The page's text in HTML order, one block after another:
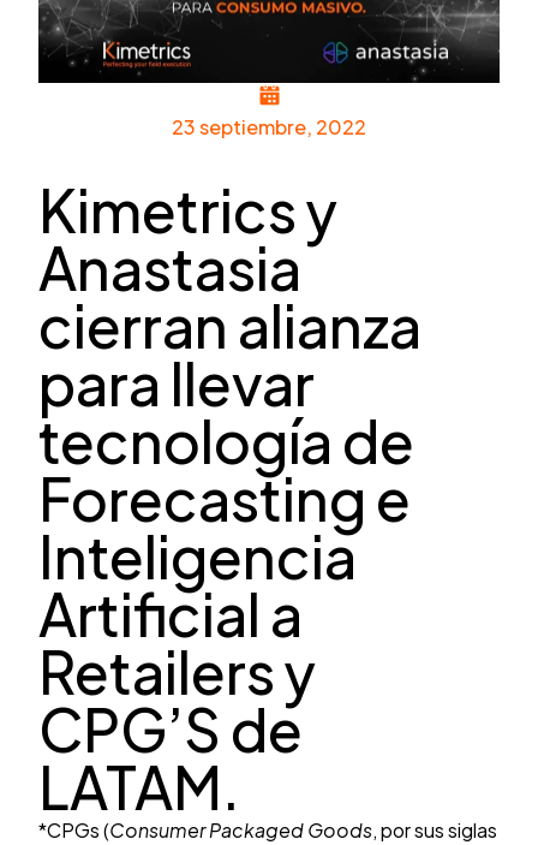
23 septiembre, 2022
Kimetrics y
Anastasia
cierran alianza
para llevar
tecnología de
Forecasting e
Inteligencia
Artificial a
Retailers y
CPG’S de
LATAM.
*CPGs (Consumer Packaged Goods, por sus siglas